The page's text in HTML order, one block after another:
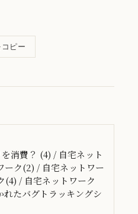
コピー
消費？ (4) / 自宅ネット
ーク(2) / 自宅ネットワー
(4) / 自宅ネットワーク
たバグトラッキングシ